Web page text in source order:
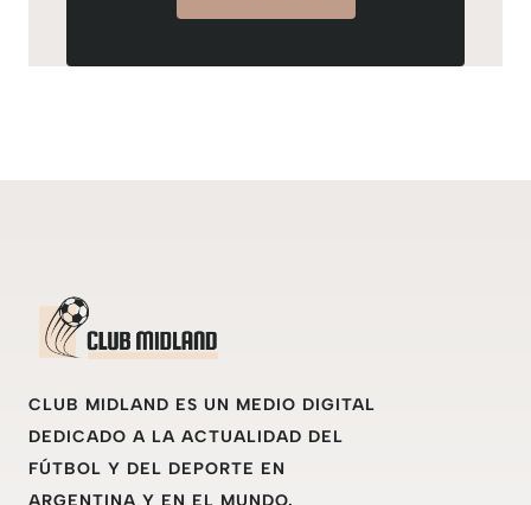
CLUB MIDLAND ES UN MEDIO DIGITAL
DEDICADO A LA ACTUALIDAD DEL
FÚTBOL Y DEL DEPORTE EN
ARGENTINA Y EN EL MUNDO.